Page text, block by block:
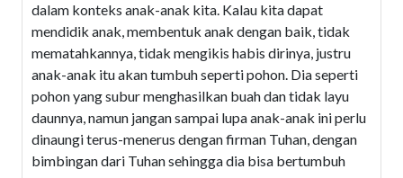
dalam konteks anak-anak kita. Kalau kita dapat
mendidik anak, membentuk anak dengan baik, tidak
mematahkannya, tidak mengikis habis dirinya, justru
anak-anak itu akan tumbuh seperti pohon. Dia seperti
pohon yang subur menghasilkan buah dan tidak layu
daunnya, namun jangan sampai lupa anak-anak ini perlu
dinaungi terus-menerus dengan firman Tuhan, dengan
bimbingan dari Tuhan sehingga dia bisa bertumbuh